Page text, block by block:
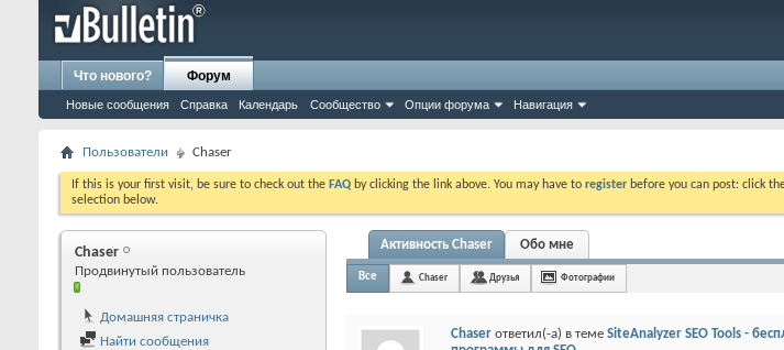
Что нового? Форум
Новые сообщения Справка Календарь Сообщество Опции форума Навигация
Пользователи Chaser
If this is your first visit, be sure to check out the FAQ by clicking the link above. You may have to register before you can post: click
selection below.
Chaser
Продвинутый пользователь
Домашняя страничка
Найти сообщения
Активность Chaser Обо мне
Все Chaser Друзья Фотографии
Chaser ответил(-а) в теме SiteAnalyzer SEO Tools -